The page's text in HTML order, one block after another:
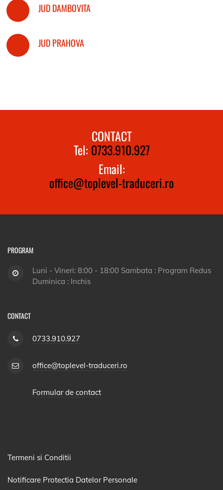
JUD DAMBOVITA
JUD PRAHOVA
CONTACT
Tel: 0733.910.927
Email:
office@toplevel-traduceri.ro
PROGRAM
Luni - Vineri: 8:00 - 18:00 Sambata : Program Redus
Duminica : Inchis
CONTACT
0733.910.927
office@toplevel-traduceri.ro
Formular de contact
Termeni si Conditii
Notificare Protectia Datelor Personale